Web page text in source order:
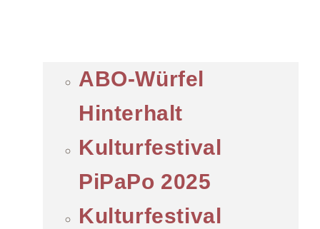
ABO-Würfel
Hinterhalt
Kulturfestival
PiPaPo 2025
Kulturfestival